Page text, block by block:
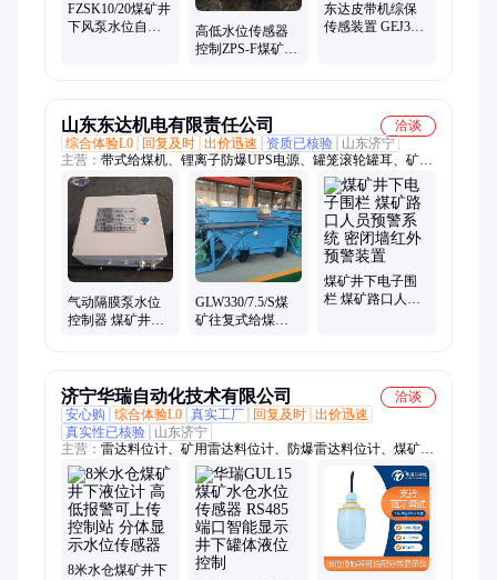
FZSK10/20煤矿井
下风泵水位自动
高低水位传感器
控制ZPS-F煤矿井
东达皮带机综保
传感装置 GEJ30
山东东达机电有限责任公司
洽谈
综合体验L0
回复及时 出价迅速 资质已核验
山东济宁
主营： 带式给煤机、锂离子防爆UPS电源、罐笼滚轮罐耳、矿用
隔爆兼本安型PLC控制器、井下水仓清淤机、井下弯道十字路口
报警装置、矿用气动隔膜泵、料仓空气炮、远程监控管理无压风
门、过单轨吊车自动无压风门、矿用正反向自动无压风门、矿用
防爆LED显示屏、矿用本安型大液晶屏操作台、ZP127矿用自动
洒水降尘装置、矿用液压挖掘机、风动泵自动排水装置、矿用司
控道岔装置、矿用全断面断带抓捕器、皮带机综合保护装置、矿
用往复式给料机、链带式给料机、定量斗液压称重装置、立井斜
井操车系统、轨道阻车器、轨道气动卧闸
气动隔膜泵水位
控制器 煤矿井下
GLW330/7.5/S煤
矿往复式给煤机
煤矿井下电子围
栏 煤矿路口人员
济宁华瑞自动化技术有限公司
洽谈
安心购
综合体验L0 真实工厂 回复及时 出价迅速
真实性已核验
山东济宁
主营： 雷达料位计、矿用雷达料位计、防爆雷达料位计、煤矿井
下液位计、矿用超声波液位计、矿用超声波流量计、矿用投入式
液位计、矿用温度传感器、雷达液位计
8米水仓煤矿井下